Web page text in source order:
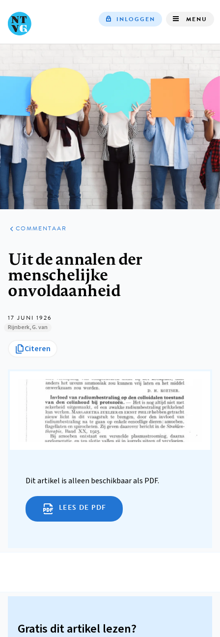
navigation
INLOGGEN MENU
ARTIKELEN
OPINIE
COMMENTAAR
Uit de annalen der
menschelijke
onvoldaanheid
17 JUNI 1926
Rijnberk, G. van
Citeren
Dit artikel is alleen beschikbaar als PDF.
LEES DE PDF
Gratis dit artikel lezen?